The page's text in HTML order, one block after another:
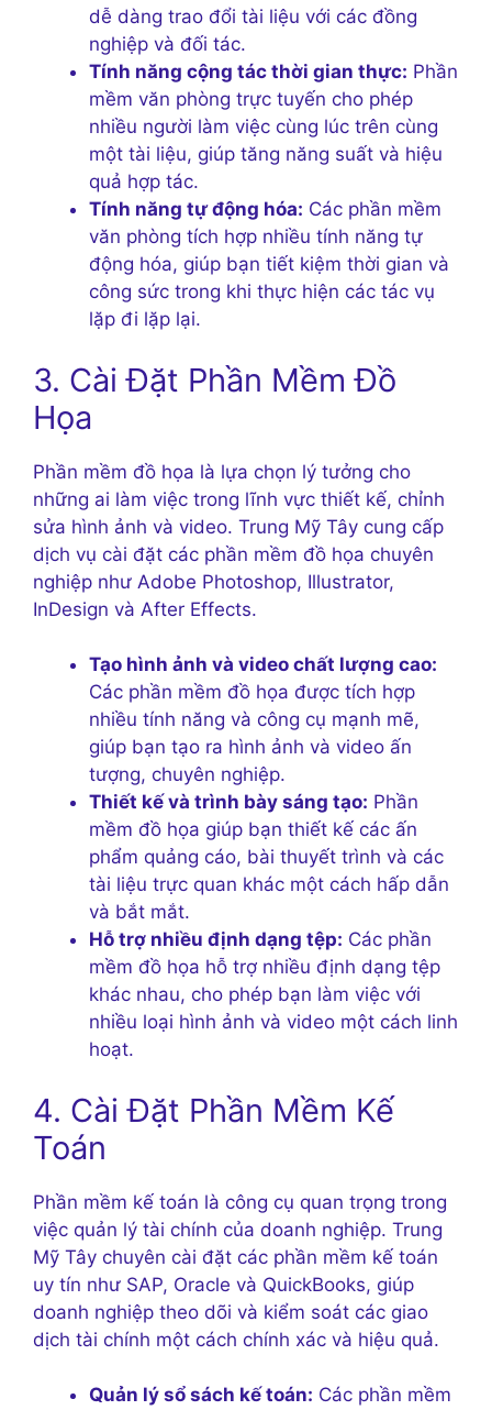
dễ dàng trao đổi tài liệu với các đồng
nghiệp và đối tác.
Tính năng cộng tác thời gian thực: Phần
mềm văn phòng trực tuyến cho phép
nhiều người làm việc cùng lúc trên cùng
một tài liệu, giúp tăng năng suất và hiệu
quả hợp tác.
Tính năng tự động hóa: Các phần mềm
văn phòng tích hợp nhiều tính năng tự
động hóa, giúp bạn tiết kiệm thời gian và
công sức trong khi thực hiện các tác vụ
lặp đi lặp lại.
3. Cài Đặt Phần Mềm Đồ
Họa
Phần mềm đồ họa là lựa chọn lý tưởng cho
những ai làm việc trong lĩnh vực thiết kế, chỉnh
sửa hình ảnh và video. Trung Mỹ Tây cung cấp
dịch vụ cài đặt các phần mềm đồ họa chuyên
nghiệp như Adobe Photoshop, Illustrator,
InDesign và After Effects.
Tạo hình ảnh và video chất lượng cao:
Các phần mềm đồ họa được tích hợp
nhiều tính năng và công cụ mạnh mẽ,
giúp bạn tạo ra hình ảnh và video ấn
tượng, chuyên nghiệp.
Thiết kế và trình bày sáng tạo: Phần
mềm đồ họa giúp bạn thiết kế các ấn
phẩm quảng cáo, bài thuyết trình và các
tài liệu trực quan khác một cách hấp dẫn
và bắt mắt.
Hỗ trợ nhiều định dạng tệp: Các phần
mềm đồ họa hỗ trợ nhiều định dạng tệp
khác nhau, cho phép bạn làm việc với
nhiều loại hình ảnh và video một cách linh
hoạt.
4. Cài Đặt Phần Mềm Kế
Toán
Phần mềm kế toán là công cụ quan trọng trong
việc quản lý tài chính của doanh nghiệp. Trung
Mỹ Tây chuyên cài đặt các phần mềm kế toán
uy tín như SAP, Oracle và QuickBooks, giúp
doanh nghiệp theo dõi và kiểm soát các giao
dịch tài chính một cách chính xác và hiệu quả.
Quản lý sổ sách kế toán: Các phần mềm